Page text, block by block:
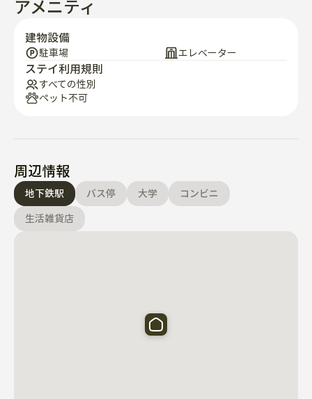
😊
アメニティ
建物設備
駐車場 エレベーター
ステイ利用規則
すべての性別
ペット不可
周辺情報
地下鉄駅 バス停 大学
コンビニ
生活雑貨店